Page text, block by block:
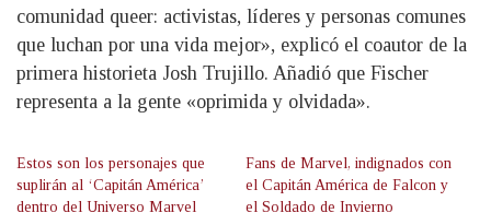
comunidad queer: activistas, líderes y personas comunes
que luchan por una vida mejor», explicó el coautor de la
primera historieta Josh Trujillo. Añadió que Fischer
representa a la gente «oprimida y olvidada».
Estos son los personajes que
suplirán al ‘Capitán América’
dentro del Universo Marvel
Fans de Marvel, indignados con
el Capitán América de Falcon y
el Soldado de Invierno